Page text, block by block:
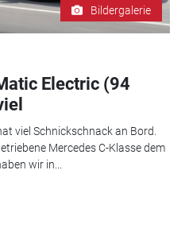
Bildergalerie
Electric (94
viel Schnickschnack an Bord.
Mercedes C-Klasse dem
wir in...